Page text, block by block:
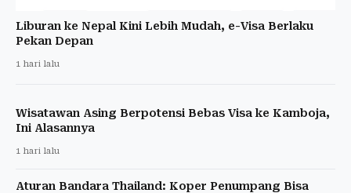
Liburan ke Nepal Kini Lebih Mudah, e-Visa Berlaku
Pekan Depan
1 hari lalu
Wisatawan Asing Berpotensi Bebas Visa ke Kamboja,
Ini Alasannya
1 hari lalu
Aturan Bandara Thailand: Koper Penumpang Bisa